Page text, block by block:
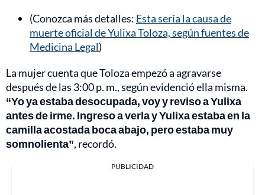
(Conozca más detalles: Esta sería la causa de
muerte oficial de Yulixa Toloza, según fuentes de
Medicina Legal)
La mujer cuenta que Toloza empezó a agravarse
después de las 3:00 p. m., según evidenció ella misma.
“Yo ya estaba desocupada, voy y reviso a Yulixa
antes de irme. Ingreso a verla y Yulixa estaba en la
camilla acostada boca abajo, pero estaba muy
somnolienta”, recordó.
PUBLICIDAD